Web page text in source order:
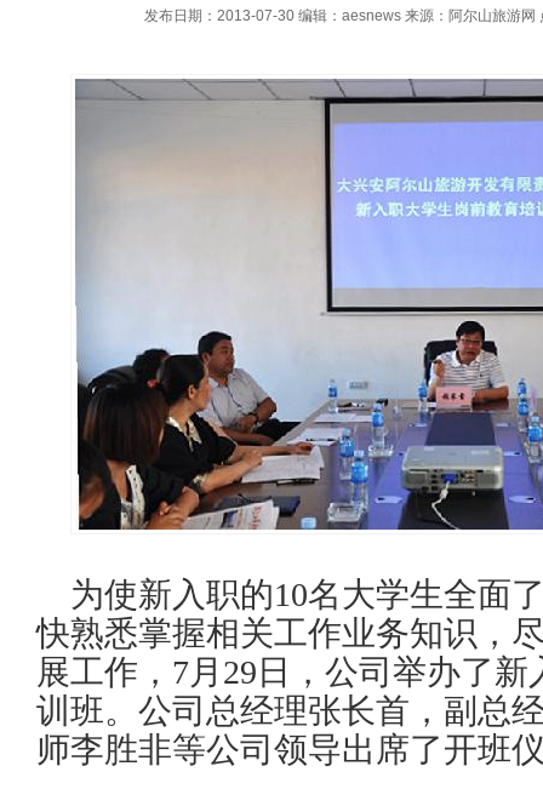
发布日期：2013-07-30 编辑：aesnews 来源：阿尔山旅游网
为使新入职的10名大学生全面
快熟悉掌握相关工作业务知识，
展工作，7月29日，公司举办了
训班。公司总经理张长首 ， 副总
师李胜非等公司领导出席了开班